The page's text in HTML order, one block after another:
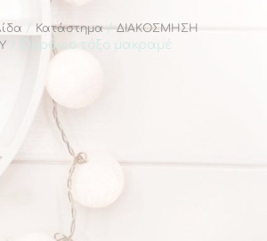
/ Κατάστημα/ΔΙΑΚΟΣΜΗΣΗ
/ Ουράνιο τόξο μακραμέ